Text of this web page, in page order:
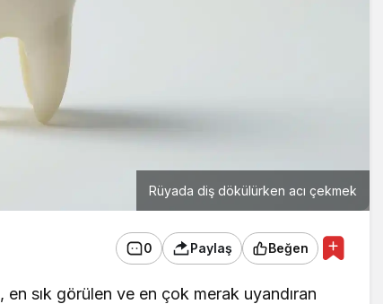
Rüyada diş dökülürken acı çekmek
0 Paylaş Beğen
, en sık görülen ve en çok merak uyandıran